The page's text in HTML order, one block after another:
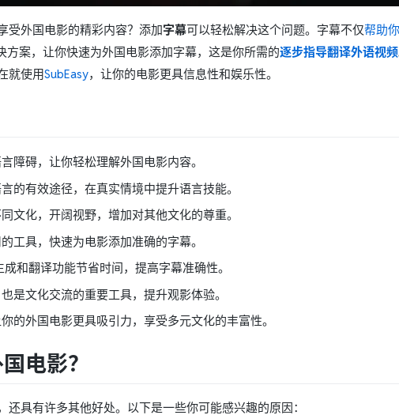
受外国电影的精彩内容？添加字幕可以轻松解决这个问题。字幕不仅帮助
方案，让你快速为外国电影添加字幕，这是你所需的逐步指导翻译外语视频
就使用SubEasy，让你的电影更具信息性和娱乐性。
障碍，让你轻松理解外国电影内容。
的有效途径，在真实情境中提升语言技能。
文化，开阔视野，增加对其他文化的尊重。
工具，快速为电影添加准确的字幕。
和翻译功能节省时间，提高字幕准确性。
是文化交流的重要工具，提升观影体验。
的外国电影更具吸引力，享受多元文化的丰富性。
电影？
还具有许多其他好处。以下是一些你可能感兴趣的原因：